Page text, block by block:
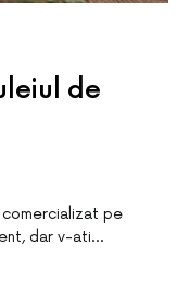
de
pe
dar v-ati…